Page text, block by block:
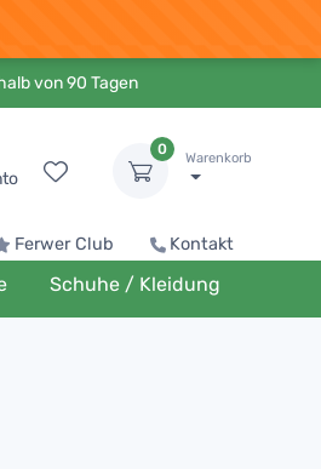
von 90 Tagen
0
Warenkorb
Ferwer Club Kontakt
Schuhe / Kleidung